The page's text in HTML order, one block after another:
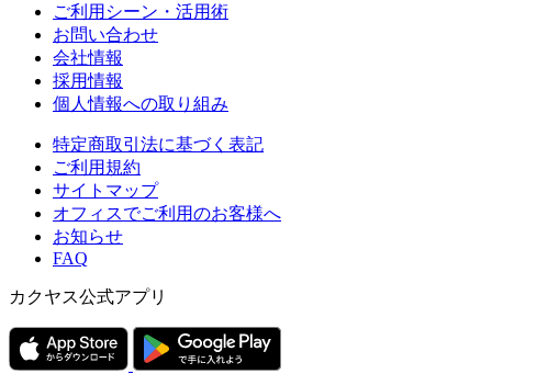
ご利用シーン・活用術
お問い合わせ
会社情報
採用情報
個人情報への取り組み
特定商取引法に基づく表記
ご利用規約
サイトマップ
オフィスでご利用のお客様へ
お知らせ
FAQ
カクヤス公式アプリ